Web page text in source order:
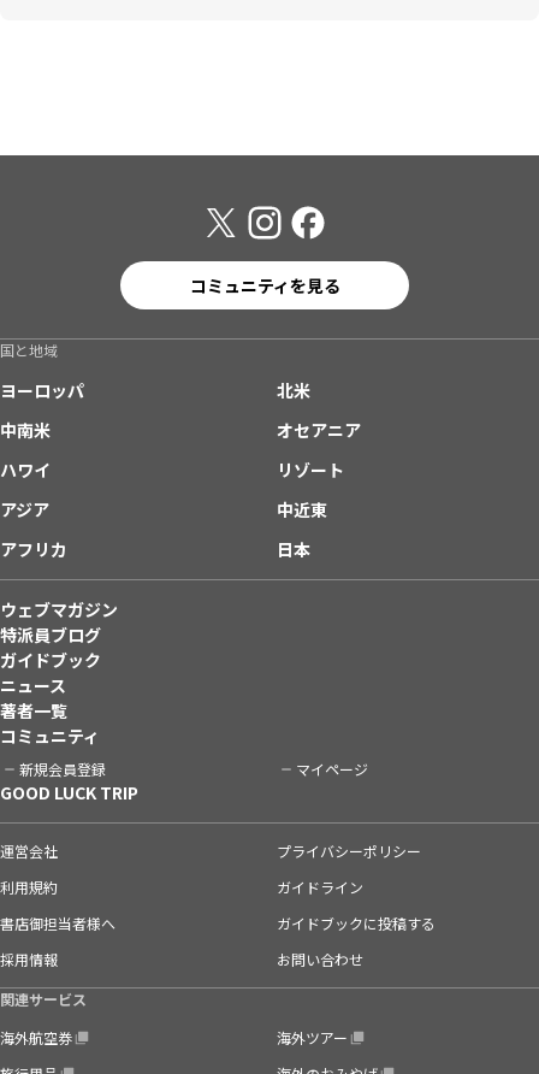
コミュニティを見る
国と地域
ヨーロッパ
北米
中南米
オセアニア
ハワイ
リゾート
アジア
中近東
アフリカ
日本
ウェブマガジン
特派員ブログ
ガイドブック
ニュース
著者一覧
コミュニティ
新規会員登録 マイページ
GOOD LUCK TRIP
運営会社
プライバシーポリシー
利用規約
ガイドライン
書店御担当者様へ
ガイドブックに投稿する
採用情報
お問い合わせ
関連サービス
海外航空券
海外ツアー